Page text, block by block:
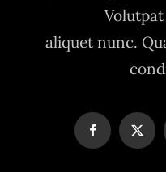
aliquet nunc.